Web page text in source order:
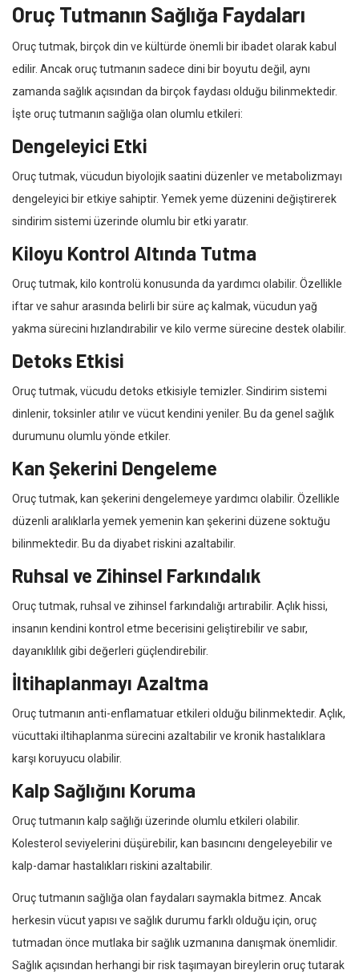
Oruç Tutmanın Sağlığa Faydaları
Oruç tutmak, birçok din ve kültürde önemli bir ibadet olarak kabul
edilir. Ancak oruç tutmanın sadece dini bir boyutu değil, aynı
zamanda sağlık açısından da birçok faydası olduğu bilinmektedir.
İşte oruç tutmanın sağlığa olan olumlu etkileri:
Dengeleyici Etki
Oruç tutmak, vücudun biyolojik saatini düzenler ve metabolizmayı
dengeleyici bir etkiye sahiptir. Yemek yeme düzenini değiştirerek
sindirim sistemi üzerinde olumlu bir etki yaratır.
Kiloyu Kontrol Altında Tutma
Oruç tutmak, kilo kontrolü konusunda da yardımcı olabilir. Özellikle
iftar ve sahur arasında belirli bir süre aç kalmak, vücudun yağ
yakma sürecini hızlandırabilir ve kilo verme sürecine destek olabilir.
Detoks Etkisi
Oruç tutmak, vücudu detoks etkisiyle temizler. Sindirim sistemi
dinlenir, toksinler atılır ve vücut kendini yeniler. Bu da genel sağlık
durumunu olumlu yönde etkiler.
Kan Şekerini Dengeleme
Oruç tutmak, kan şekerini dengelemeye yardımcı olabilir. Özellikle
düzenli aralıklarla yemek yemenin kan şekerini düzene soktuğu
bilinmektedir. Bu da diyabet riskini azaltabilir.
Ruhsal ve Zihinsel Farkındalık
Oruç tutmak, ruhsal ve zihinsel farkındalığı artırabilir. Açlık hissi,
insanın kendini kontrol etme becerisini geliştirebilir ve sabır,
dayanıklılık gibi değerleri güçlendirebilir.
İltihaplanmayı Azaltma
Oruç tutmanın anti-enflamatuar etkileri olduğu bilinmektedir. Açlık,
vücuttaki iltihaplanma sürecini azaltabilir ve kronik hastalıklara
karşı koruyucu olabilir.
Kalp Sağlığını Koruma
Oruç tutmanın kalp sağlığı üzerinde olumlu etkileri olabilir.
Kolesterol seviyelerini düşürebilir, kan basıncını dengeleyebilir ve
kalp-damar hastalıkları riskini azaltabilir.
Oruç tutmanın sağlığa olan faydaları saymakla bitmez. Ancak
herkesin vücut yapısı ve sağlık durumu farklı olduğu için, oruç
tutmadan önce mutlaka bir sağlık uzmanına danışmak önemlidir.
Sağlık açısından herhangi bir risk taşımayan bireylerin oruç tutarak